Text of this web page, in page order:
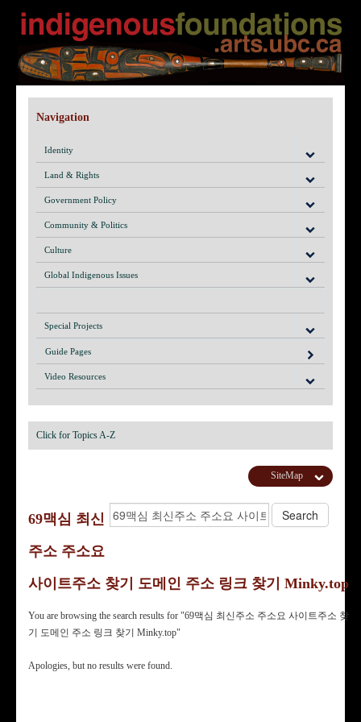
Navigation
Identity
Land & Rights
Government Policy
Community & Politics
Culture
Global Indigenous Issues
Special Projects
Guide Pages
Video Resources
Click for Topics A-Z
SiteMap
69맥심 최신
주소 주소요
사이트주소 찾기 도메인 주소 링크 찾기 Minky.top
You are browsing the search results for "69맥심 최신주소 주소요 사이트주소 찾
기 도메인 주소 링크 찾기 Minky.top"
Apologies, but no results were found.